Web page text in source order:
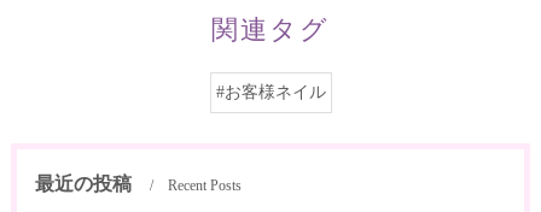
関連タグ
#お客様ネイル
最近の投稿 Recent Posts